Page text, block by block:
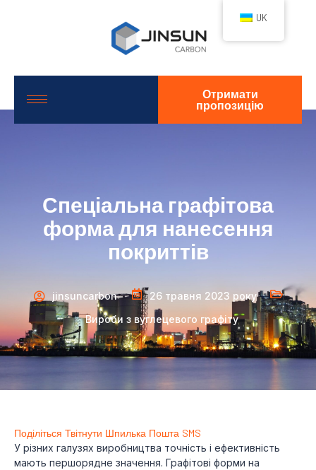
Отримати
пропозицію
Спеціальна графітова
форма для нанесення
покриттів
jinsuncarbon
26 травня 2023 року
Вироби з вуглецевого графіту
Поділіться Твітнути Шпилька Пошта SMS
У різних галузях виробництва точність і ефективність
мають першорядне значення. Графітові форми на
UK